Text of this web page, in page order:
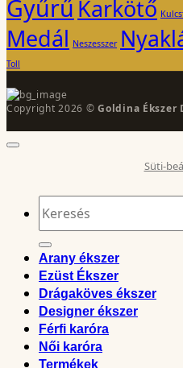
Gyűrű Karkötő
Medál Neszesszer
Toll
Copyright 2026 ©Goldina Ékszer
Süti-
Keresés
a
következőre:
Arany ékszer
Ezüst Ékszer
Drágaköves ékszer
Designer ékszer
Férfi karóra
Női karóra
Termékek